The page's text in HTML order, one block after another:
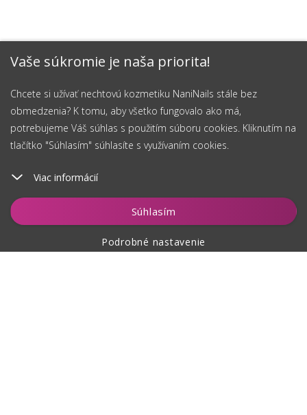
Vaše súkromie je naša priorita!
Chcete si užívať nechtovú kozmetiku NaniNails stále bez
obmedzenia? K tomu, aby všetko fungovalo ako má,
potrebujeme Váš súhlas s použitím súboru cookies. Kliknutím na
tlačítko "Súhlasím" súhlasíte s využívaním cookies.
Viac informácií
Súhlasím
Podrobné nastavenie